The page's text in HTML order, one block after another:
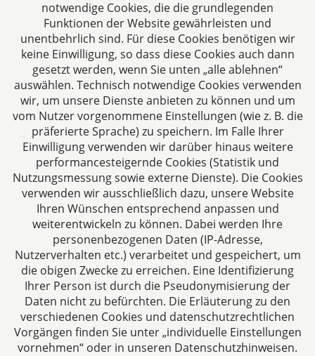
verstehen uns als Full-Service-Dienstleister. Rechts-
und Steuerberatung auf höchstem Niveau in einer
persönlichen Beratungs- und Arbeitsatmosphäre
sind die Zielsetzungen unserer täglichen Arbeit.
Folgen Sie uns auf
Das europäische Kanzlei-Netzwerk
notwendige Cookies, die die grundlegenden
Funktionen der Website gewährleisten und
unentbehrlich sind. Für diese Cookies benötigen wir
keine Einwilligung, so dass diese Cookies auch dann
gesetzt werden, wenn Sie unten „alle ablehnen“
auswählen. Technisch notwendige Cookies verwenden
wir, um unsere Dienste anbieten zu können und um
vom Nutzer vorgenommene Einstellungen (wie z. B. die
präferierte Sprache) zu speichern. Im Falle Ihrer
Einwilligung verwenden wir darüber hinaus weitere
performancesteigernde Cookies (Statistik und
Nutzungsmessung sowie externe Dienste). Die Cookies
verwenden wir ausschließlich dazu, unsere Website
Ihren Wünschen entsprechend anpassen und
weiterentwickeln zu können. Dabei werden Ihre
personenbezogenen Daten (IP-Adresse,
Nutzerverhalten etc.) verarbeitet und gespeichert, um
die obigen Zwecke zu erreichen. Eine Identifizierung
Ihrer Person ist durch die Pseudonymisierung der
Daten nicht zu befürchten. Die Erläuterung zu den
verschiedenen Cookies und datenschutzrechtlichen
Vorgängen finden Sie unter „individuelle Einstellungen
vornehmen“ oder in unseren Datenschutzhinweisen.